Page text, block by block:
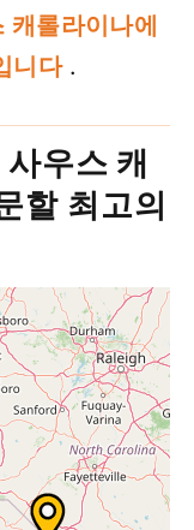
캐롤라이나에
니다.
우스 캐
할 최고의